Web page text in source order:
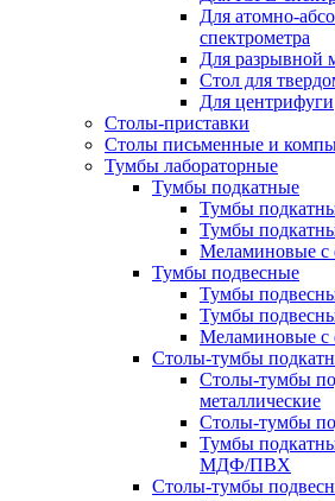
Для атомно-
спектрометра
Для разрывной
Стол для
Для центрифуги
Столы-приставки
Столы письменные и
Тумбы лабораторные
Тумбы подкатные
Тумбы
Тумбы
Меламиновые
Тумбы подвесные
Тумбы
Тумбы
Меламиновые
Столы-тумбы
Столы-тумбы
металлические
Столы-тумбы
Тумбы
МДФ/ПВХ
Столы-тумбы